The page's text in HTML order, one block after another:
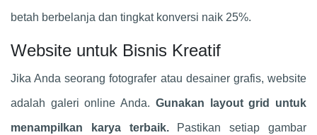
betah berbelanja dan tingkat konversi naik 25%.
Website untuk Bisnis Kreatif
Jika Anda seorang fotografer atau desainer grafis, website
adalah galeri online Anda. Gunakan layout grid untuk
menampilkan karya terbaik.Pastikan setiap gambar